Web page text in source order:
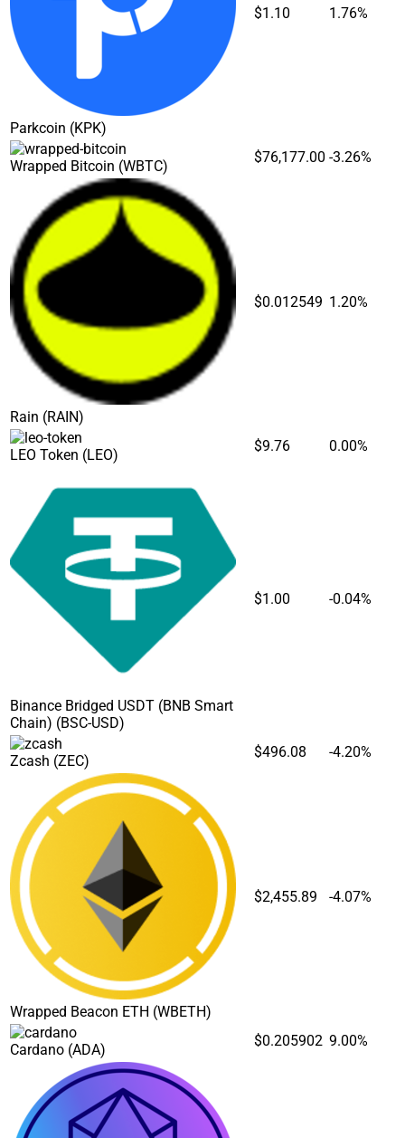
Parkcoin (KPK)
$1.10 1.76%
Wrapped Bitcoin (WBTC)
$76,177.00 -3.26%
Rain (RAIN)
$0.012549 1.20%
LEO Token (LEO)
$9.76 0.00%
Binance Bridged USDT (BNB Smart
Chain) (BSC-USD)
$1.00 -0.04%
Zcash (ZEC)
$496.08 -4.20%
Wrapped Beacon ETH (WBETH)
$2,455.89 -4.07%
Cardano (ADA)
$0.205902 9.00%